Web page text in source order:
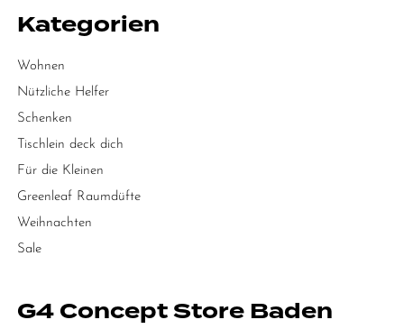
Kategorien
Wohnen
Nützliche Helfer
Schenken
Tischlein deck dich
Für die Kleinen
Greenleaf Raumdüfte
Weihnachten
Sale
G4 Concept Store Baden